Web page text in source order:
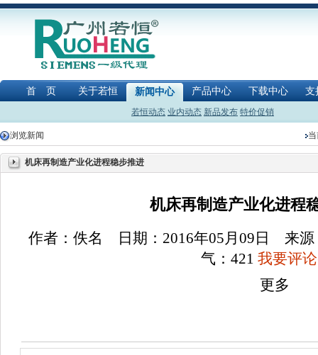
首 页 关于若恒 新闻中心 产品中心 下载中心 支
若恒动态 业内动态 新品发布 特价促销
浏览新闻
机床再制造产业化进程稳步推进
机床再制造产业化进程
作者：佚名 日期：2016年05月09日 来
气： 421 我要评
更多